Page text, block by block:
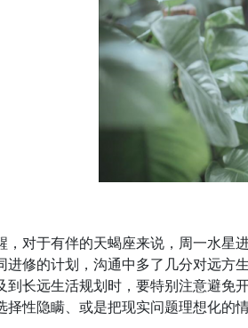
，对于有伴的天蝎座来说，周一水星
进修的计划，沟通中多了几分对远方
到长远生活规划时，要特别注意避免
择性隐瞒、或是把现实问题理想化的